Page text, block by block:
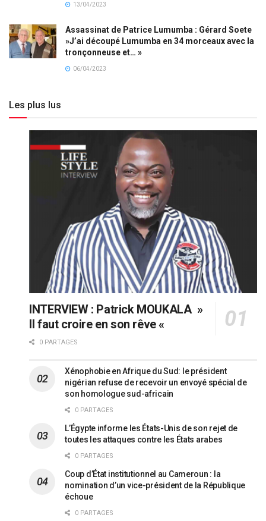
13/04/2023
Assassinat de Patrice Lumumba : Gérard Soete
»J’ai découpé Lumumba en 34 morceaux avec la
tronçonneuse et… »
06/04/2023
Les plus lus
INTERVIEW : Patrick MOUKALA »
Il faut croire en son rêve «
0 PARTAGES
Xénophobie en Afrique du Sud: le président
nigérian refuse de recevoir un envoyé spécial de
son homologue sud-africain
0 PARTAGES
L’Égypte informe les États-Unis de son rejet de
toutes les attaques contre les États arabes
0 PARTAGES
Coup d’État institutionnel au Cameroun : la
nomination d’un vice-président de la République
échoue
0 PARTAGES